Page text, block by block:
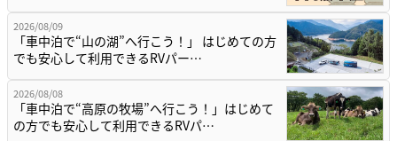
2026/08/09
「車中泊で“山の湖”へ行こう！」 はじめての方
でも安心して利用できるRVパー…
2026/08/08
「車中泊で“高原の牧場”へ行こう！」はじめて
の方でも安心して利用できるRVパ…